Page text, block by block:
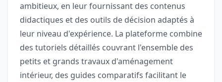
ambitieux, en leur fournissant des contenus
didactiques et des outils de décision adaptés à
leur niveau d'expérience. La plateforme combine
des tutoriels détaillés couvrant l'ensemble des
petits et grands travaux d'aménagement
intérieur, des guides comparatifs facilitant le